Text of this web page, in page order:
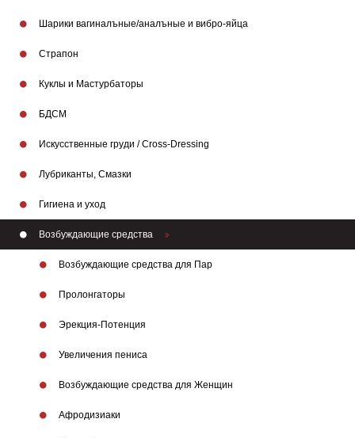
Шарики вагиналъные/аналъные и вибро-яйца
Страпон
Куклы и Мастурбаторы
БДСМ
Искусственные груди / Cross-Dressing
Лубриканты, Смазки
Гигиена и уход
Возбуждающие средства
Возбуждающие средства для Пар
Пролонгаторы
Эрекция-Потенция
Увеличения пениса
Возбуждающие средства для Женщин
Афродизиаки